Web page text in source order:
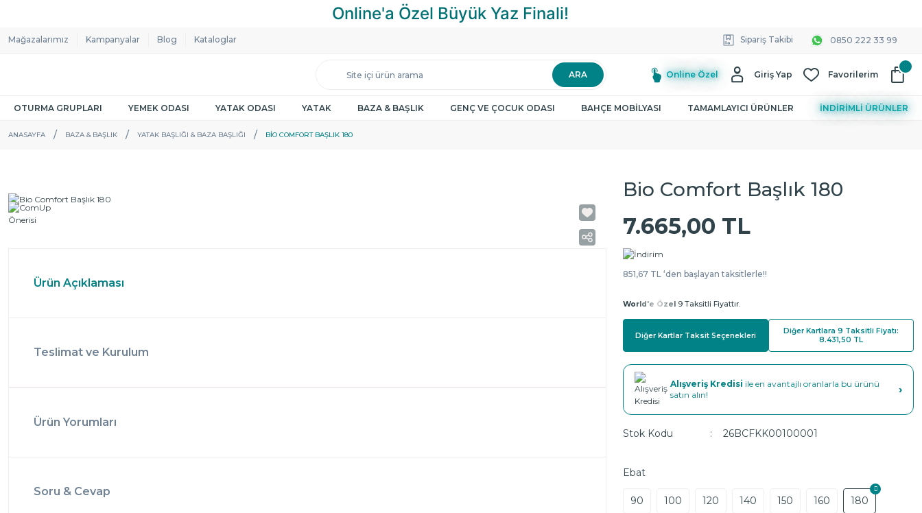
Mağazalarımız Kampanyalar Blog Kataloglar Sipariş Takibi 0850 222 33 99
ARA Online Özel Giriş Yap Favorilerim
OTURMA GRUPLARI YEMEK ODASI YATAK ODASI YATAK BAZA & BAŞLIK GENÇ VE ÇOCUK ODASI BAHÇE MOBİLYASI TAMAMLAYICI ÜRÜNLER İNDİRİMLİ ÜRÜNLER
ANASAYFA BAZA & BAŞLIK YATAK BAŞLIĞI & BAZA BAŞLIĞI BIO COMFORT BAŞLIK 180
Ürün Açıklaması
Teslimat ve Kurulum
Ürün Yorumları
Soru & Cevap
Bio Comfort Başlık 180
7.665,00 TL
851,67 TL ‘den başlayan taksitlerle!!
World'e Özel 9 Taksitli Fiyattır.
Diğer Kartlar Taksit Seçenekleri
Diğer Kartlara 9 Taksitli Fiyatı:
8.431,50 TL
Alışveriş Kredisi ile en avantajlı oranlarla bu ürünü
satın alın!
›
Stok Kodu 26BCFKK00100001
Ebat
90 100 120 140 150 160 180